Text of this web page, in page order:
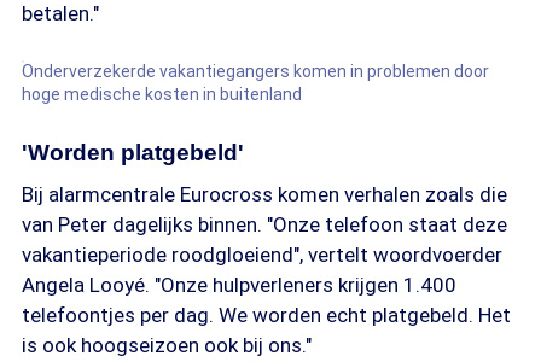
betalen."
Onderverzekerde vakantiegangers komen in problemen door
hoge medische kosten in buitenland
'Worden platgebeld'
Bij alarmcentrale Eurocross komen verhalen zoals die
van Peter dagelijks binnen. "Onze telefoon staat deze
vakantieperiode roodgloeiend", vertelt woordvoerder
Angela Looyé. "Onze hulpverleners krijgen 1.400
telefoontjes per dag. We worden echt platgebeld. Het
is ook hoogseizoen ook bij ons."